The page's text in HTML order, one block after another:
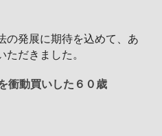
の発展に期待を込めて、あ
だきました。
衝動買いした６０歳